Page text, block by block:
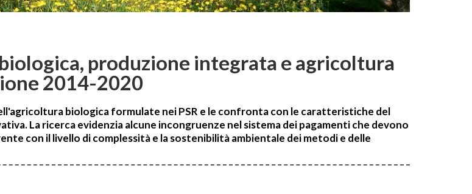
produzione integrata e agricoltura
2014-2020
biologica formulate nei PSR e le confronta con le caratteristiche del
La ricerca evidenzia alcune incongruenze nel sistema dei pagamenti che devono
con il livello di complessità e la sostenibilità ambientale dei metodi e delle